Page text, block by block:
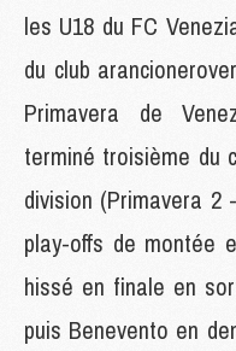
les U18 du FC
du club
Primavera de
terminé troisième du
division (Primavera 2
play-offs de montée
hissé en finale en
puis Benevento en